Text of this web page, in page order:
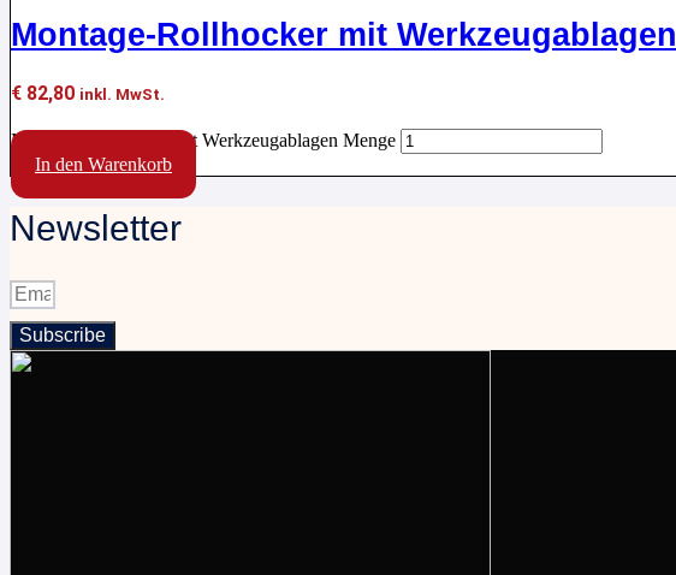
Montage-Rollhocker mit Werkzeugablagen
€ 82,80 inkl. MwSt.
Montage-Rollhocker mit Werkzeugablagen Menge
In den Warenkorb
Newsletter
Subscribe